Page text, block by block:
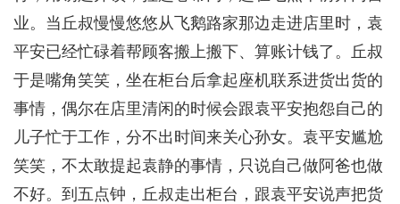
业。当丘叔慢慢悠悠从飞鹅路家那边走进店里时，袁
平安已经忙碌着帮顾客搬上搬下、算账计钱了。丘叔
于是嘴角笑笑，坐在柜台后拿起座机联系进货出货的
事情，偶尔在店里清闲的时候会跟袁平安抱怨自己的
儿子忙于工作，分不出时间来关心孙女。袁平安尴尬
笑笑，不太敢提起袁静的事情，只说自己做阿爸也做
不好。到五点钟，丘叔走出柜台，跟袁平安说声把货